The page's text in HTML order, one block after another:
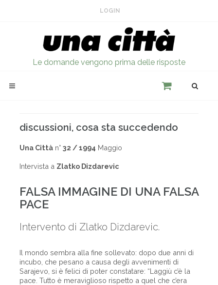
LOGIN
Le domande vengono prima delle risposte
discussioni, cosa sta succedendo
Una Città n° 32 / 1994 Maggio
Intervista a Zlatko Dizdarevic
FALSA IMMAGINE DI UNA FALSA
PACE
Intervento di Zlatko Dizdarevic.
Il mondo sembra alla fine sollevato: dopo due anni di
incubo, che pesano a causa degli avvenimenti di
Sarajevo, si è felici di poter constatare: “Laggiù c’è la
pace. Tutto è meraviglioso rispetto a quel che c’era